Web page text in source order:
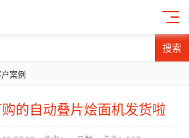
搜索
案例
的自动叠片烩面机发货啦